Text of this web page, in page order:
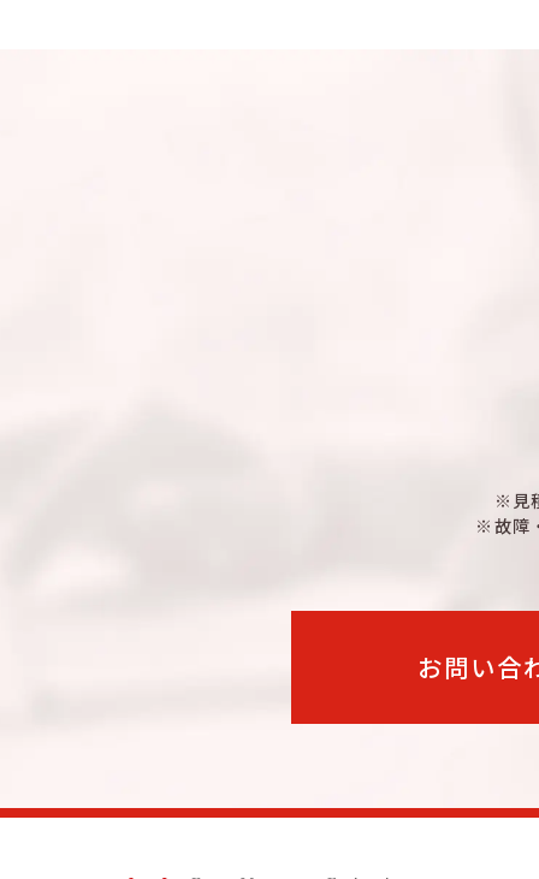
※見
※故障
お問い合